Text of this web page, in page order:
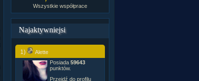
Wszystkie współprace
Najaktywniejsi
1)
Alette
Posiada 59643
punktów.
Przejdź do profilu